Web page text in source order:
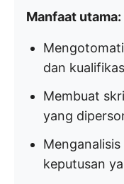
Manfaat utama:
dan
Membuat
yang
keputusan